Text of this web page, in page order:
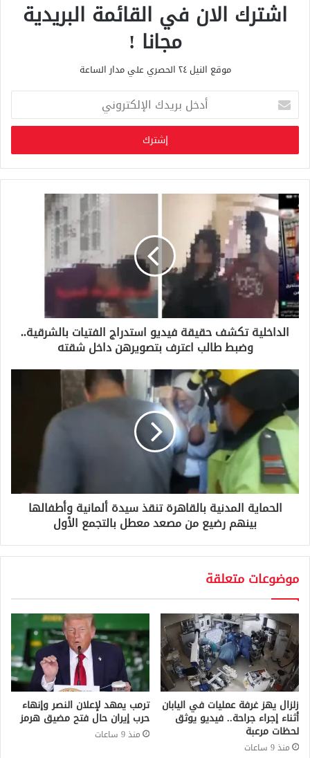
اشترك الان في القائمة البريدية
مجانا !
موقع النيل ٢٤ الحصري علي مدار الساعة
خ
ب
ر
ي
د
ك
ا
ل
إ
ل
ك
ت
ر
الداخلية تكشف حقيقة فيديو استدراج الفتيات بالشرقية..
وضبط طالب اعترف بتصويرهن داخل شقته
الحماية المدنية بالقاهرة تنقذ سيدة ألمانية وأطفالها
بينهم رضيع من مصعد معطل بالتجمع الأول
موضوعات متعلقة
زلزال يهز غرفة عمليات في اليابان
أثناء إجراء جراحة.. فيديو يوثق
لحظات مرعبة
منذ 9 ساعات
ترمب يمهد لإعلان النصر وإنهاء
حرب إيران حال فتح مضيق هرمز
منذ 9 ساعات